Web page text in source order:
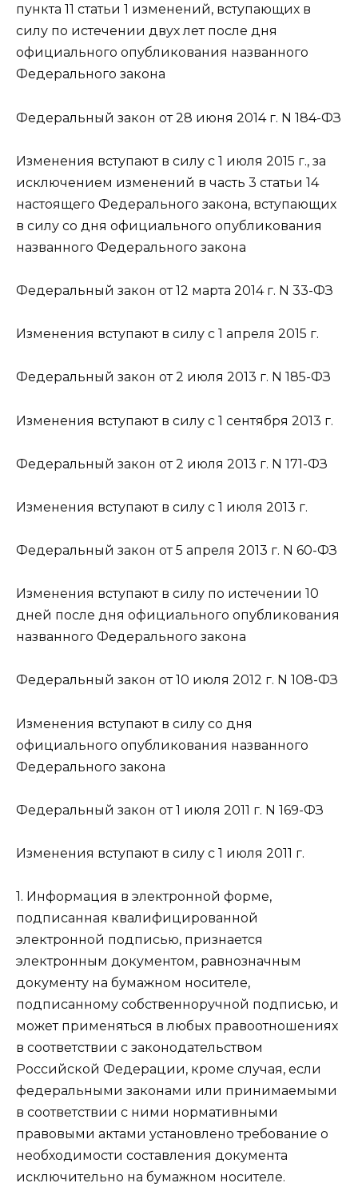
пункта 11 статьи 1 изменений, вступающих в
силу по истечении двух лет после дня
официального опубликования названного
Федерального закона
Федеральный закон от 28 июня 2014 г. N 184-ФЗ
Изменения вступают в силу с 1 июля 2015 г., за
исключением изменений в часть 3 статьи 14
настоящего Федерального закона, вступающих
в силу со дня официального опубликования
названного Федерального закона
Федеральный закон от 12 марта 2014 г. N 33-ФЗ
Изменения вступают в силу с 1 апреля 2015 г.
Федеральный закон от 2 июля 2013 г. N 185-ФЗ
Изменения вступают в силу с 1 сентября 2013 г.
Федеральный закон от 2 июля 2013 г. N 171-ФЗ
Изменения вступают в силу с 1 июля 2013 г.
Федеральный закон от 5 апреля 2013 г. N 60-ФЗ
Изменения вступают в силу по истечении 10
дней после дня официального опубликования
названного Федерального закона
Федеральный закон от 10 июля 2012 г. N 108-ФЗ
Изменения вступают в силу со дня
официального опубликования названного
Федерального закона
Федеральный закон от 1 июля 2011 г. N 169-ФЗ
Изменения вступают в силу с 1 июля 2011 г.
1. Информация в электронной форме,
подписанная квалифицированной
электронной подписью, признается
электронным документом, равнозначным
документу на бумажном носителе,
подписанному собственноручной подписью, и
может применяться в любых правоотношениях
в соответствии с законодательством
Российской Федерации, кроме случая, если
федеральными законами или принимаемыми
в соответствии с ними нормативными
правовыми актами установлено требование о
необходимости составления документа
исключительно на бумажном носителе.